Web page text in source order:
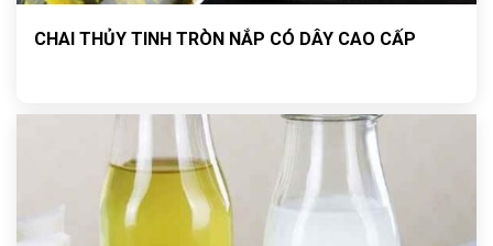
CHAI THỦY TINH TRÒN NẮP CÓ DÂY CAO CẤP